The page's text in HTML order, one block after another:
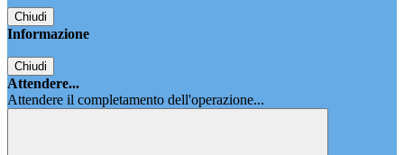
Chiudi
Informazione
Chiudi
Attendere...
Attendere il completamento dell'operazione...